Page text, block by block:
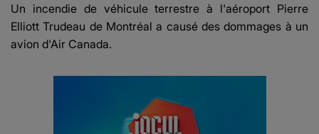
Un incendie de véhicule terrestre à l'aéroport Pierre
Elliott Trudeau de Montréal a causé des dommages à un
avion d'Air Canada.